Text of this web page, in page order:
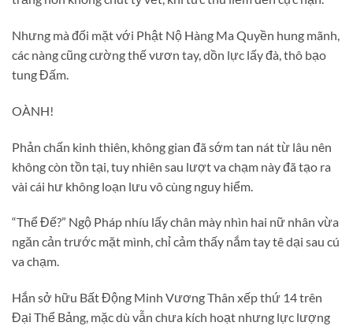
Nhưng mà đối mặt với Phật Nộ Hàng Ma Quyền hung mãnh,
các nàng cũng cường thế vươn tay, dồn lực lấy đà, thô bạo
tung Đấm.
OÀNH!
Phản chấn kinh thiên, không gian đã sớm tan nát từ lâu nên
không còn tồn tại, tuy nhiên sau lượt va chạm này đã tạo ra
vài cái hư không loạn lưu vô cùng nguy hiểm.
“Thể Đế?” Ngộ Pháp nhíu lấy chân mày nhìn hai nữ nhân vừa
ngăn cản trước mặt mình, chỉ cảm thấy nắm tay tê dại sau cú
va chạm.
Hắn sở hữu Bất Động Minh Vương Thân xếp thứ 14 trên
Đại Thể Bảng, mặc dù vẫn chưa kích hoạt nhưng lực lượng